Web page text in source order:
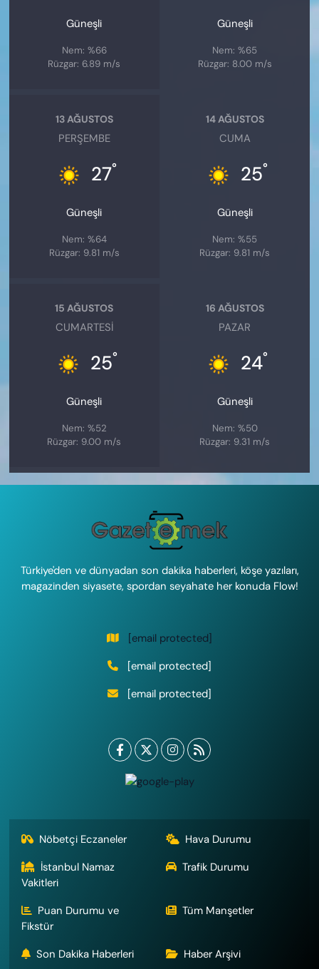
Güneşli
Nem: %66
Rüzgar: 6.89 m/s
Güneşli
Nem: %65
Rüzgar: 8.00 m/s
13 AĞUSTOS
PERŞEMBE
27°
Güneşli
Nem: %64
Rüzgar: 9.81 m/s
14 AĞUSTOS
CUMA
25°
Güneşli
Nem: %55
Rüzgar: 9.81 m/s
15 AĞUSTOS
CUMARTESI
25°
Güneşli
Nem: %52
Rüzgar: 9.00 m/s
16 AĞUSTOS
PAZAR
24°
Güneşli
Nem: %50
Rüzgar: 9.31 m/s
Türkiye'den ve dünyadan son dakika haberleri, köşe yazıları,
magazinden siyasete, spordan seyahate her konuda Flow!
[email protected]
[email protected]
[email protected]
Nöbetçi Eczaneler
Hava Durumu
İstanbul Namaz
Vakitleri
Trafik Durumu
Puan Durumu ve
Fikstür
Tüm Manşetler
Son Dakika Haberleri Haber Arşivi